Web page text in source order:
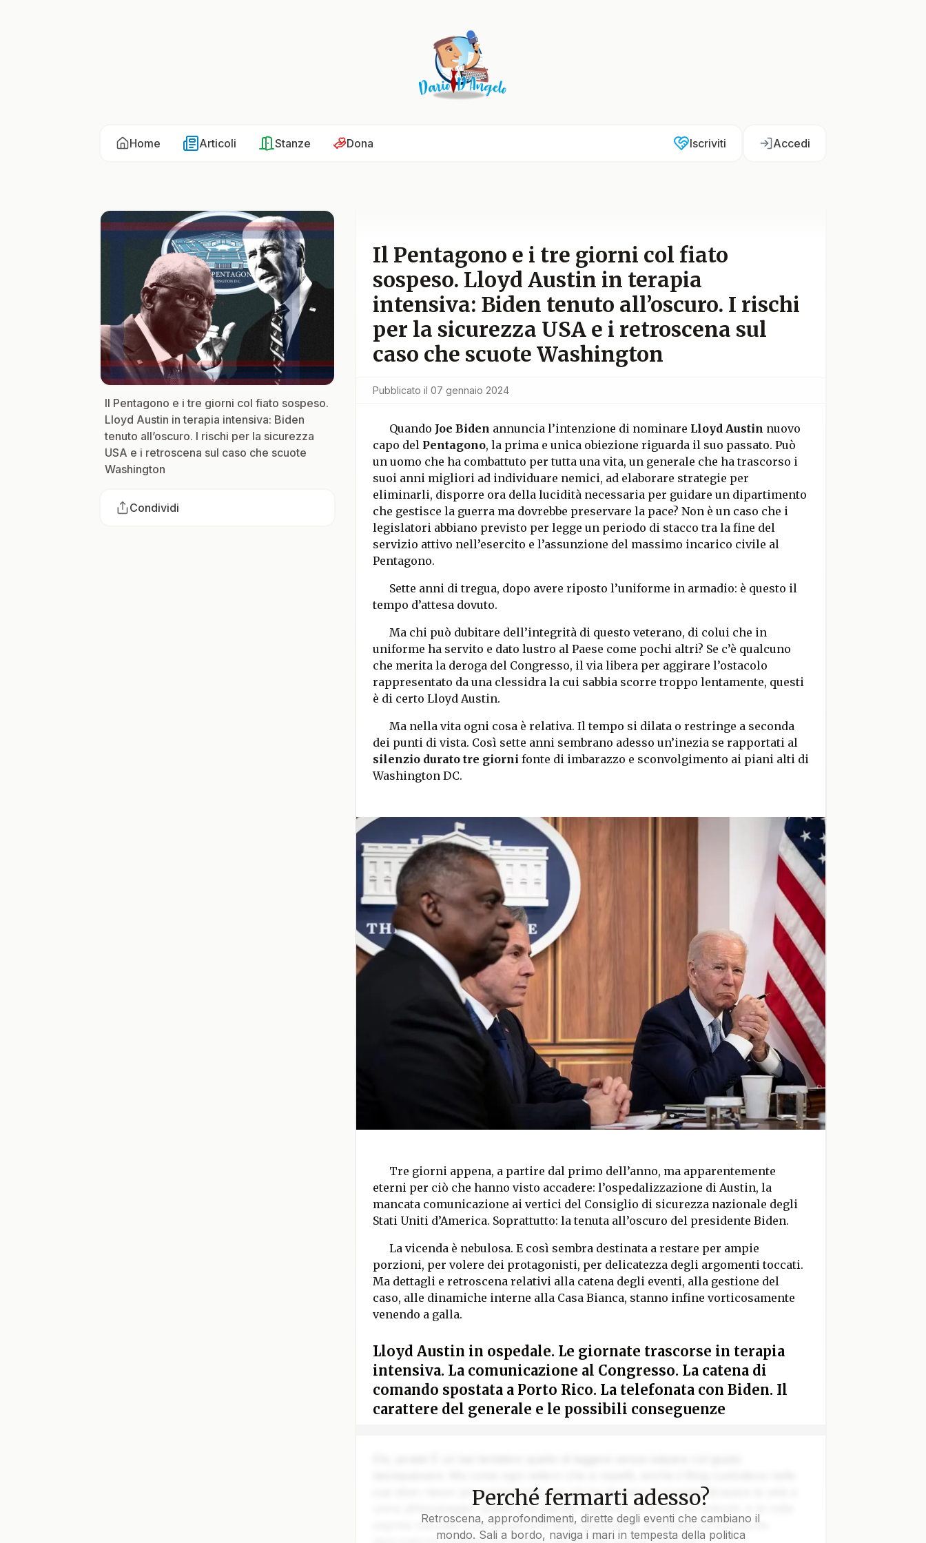
Home Articoli Stanze Dona Iscriviti Accedi
Il Pentagono e i tre giorni col fiato sospeso.
Lloyd Austin in terapia intensiva: Biden
tenuto all’oscuro. I rischi per la sicurezza
USA e i retroscena sul caso che scuote
Washington
Condividi
Il Pentagono e i tre giorni col fiato
sospeso. Lloyd Austin in terapia
intensiva: Biden tenuto all’oscuro. I rischi
per la sicurezza USA e i retroscena sul
caso che scuote Washington
Pubblicato il 07 gennaio 2024
Quando Joe Biden annuncia l’intenzione di nominare Lloyd Austin nuovo
capo del Pentagono, la prima e unica obiezione riguarda il suo passato. Può
un uomo che ha combattuto per tutta una vita, un generale che ha trascorso i
suoi anni migliori ad individuare nemici, ad elaborare strategie per
eliminarli, disporre ora della lucidità necessaria per guidare un dipartimento
che gestisce la guerra ma dovrebbe preservare la pace? Non è un caso che i
legislatori abbiano previsto per legge un periodo di stacco tra la fine del
servizio attivo nell’esercito e l’assunzione del massimo incarico civile al
Pentagono.
Sette anni di tregua, dopo avere riposto l’uniforme in armadio: è questo il
tempo d’attesa dovuto.
Ma chi può dubitare dell’integrità di questo veterano, di colui che in
uniforme ha servito e dato lustro al Paese come pochi altri? Se c’è qualcuno
che merita la deroga del Congresso, il via libera per aggirare l’ostacolo
rappresentato da una clessidra la cui sabbia scorre troppo lentamente, questi
è di certo Lloyd Austin.
Ma nella vita ogni cosa è relativa. Il tempo si dilata o restringe a seconda
dei punti di vista. Così sette anni sembrano adesso un’inezia se rapportati al
silenzio durato tre giorni fonte di imbarazzo e sconvolgimento ai piani alti di
Washington DC.
Tre giorni appena, a partire dal primo dell’anno, ma apparentemente
eterni per ciò che hanno visto accadere: l’ospedalizzazione di Austin, la
mancata comunicazione ai vertici del Consiglio di sicurezza nazionale degli
Stati Uniti d’America. Soprattutto: la tenuta all’oscuro del presidente Biden.
La vicenda è nebulosa. E così sembra destinata a restare per ampie
porzioni, per volere dei protagonisti, per delicatezza degli argomenti toccati.
Ma dettagli e retroscena relativi alla catena degli eventi, alla gestione del
caso, alle dinamiche interne alla Casa Bianca, stanno infine vorticosamente
venendo a galla.
Lloyd Austin in ospedale. Le giornate trascorse in terapia
intensiva. La comunicazione al Congresso. La catena di
comando spostata a Porto Rico. La telefonata con Biden. Il
carattere del generale e le possibili conseguenze
sue stive i tesori più preziosi solo per chi ha davvero il coraggio di issare le vele e
unirsi all’equipaggio. Quello che stai per leggere non è solo un articolo: è la rotta
segreta tracciata sulla pergamena della geopolitica, disegnata tra burrasche
Perché fermarti adesso?
Retroscena, approfondimenti, dirette degli eventi che cambiano il
mondo. Sali a bordo, naviga i mari in tempesta della politica